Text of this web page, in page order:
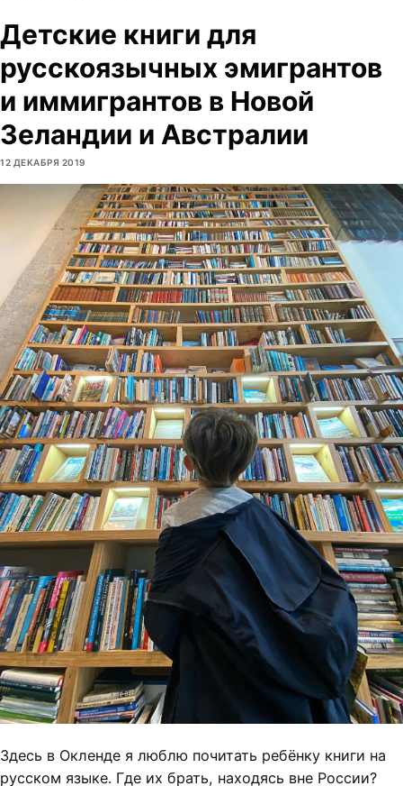
Детские книги для
русскоязычных эмигрантов
и иммигрантов в Новой
Зеландии и Австралии
12 ДЕКАБРЯ 2019
Здесь в Окленде я люблю почитать ребёнку книги на
русском языке. Где их брать, находясь вне России?